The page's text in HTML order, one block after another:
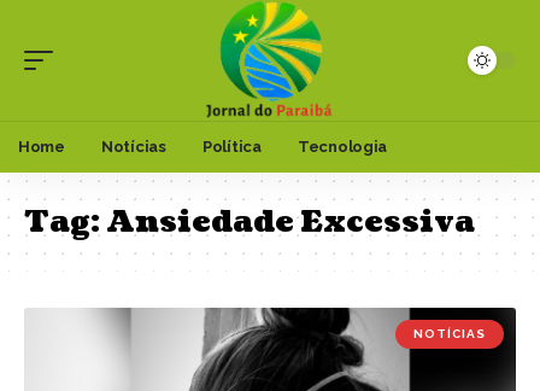
Home Notícias Política Tecnologia
Tag:Ansiedade Excessiva
NOTÍCIAS